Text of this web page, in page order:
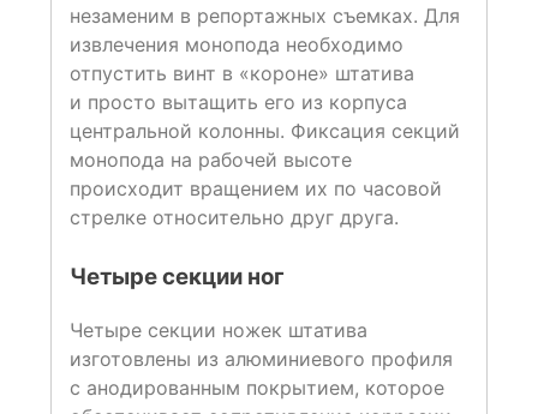
незаменим в репортажных съемках. Для
извлечения монопода необходимо
отпустить винт в «короне» штатива
и просто вытащить его из корпуса
центральной колонны. Фиксация секций
монопода на рабочей высоте
происходит вращением их по часовой
стрелке относительно друг друга.
Четыре секции ног
Четыре секции ножек штатива
изготовлены из алюминиевого профиля
с анодированным покрытием, которое